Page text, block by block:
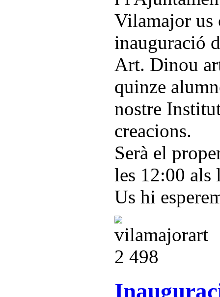
Vilamajor us
inauguració
Art. Dinou
quinze
nostre
creacions.
Serà el
les 12:00 als
Us hi